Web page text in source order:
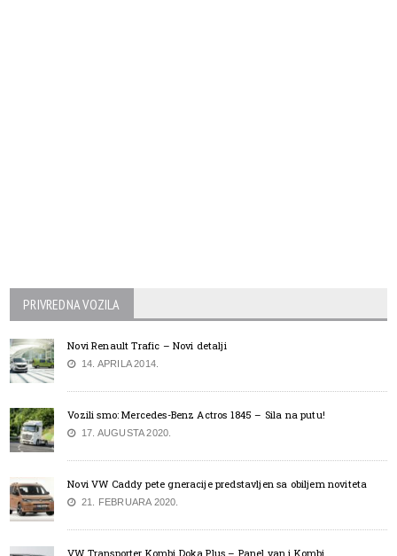
PRIVREDNA VOZILA
Novi Renault Trafic – Novi detalji
14. APRILA 2014.
Vozili smo: Mercedes-Benz Actros 1845 – Sila na putu!
17. AUGUSTA 2020.
Novi VW Caddy pete gneracije predstavljen sa obiljem noviteta
21. FEBRUARA 2020.
VW Transporter Kombi Doka Plus – Panel van i Kombi